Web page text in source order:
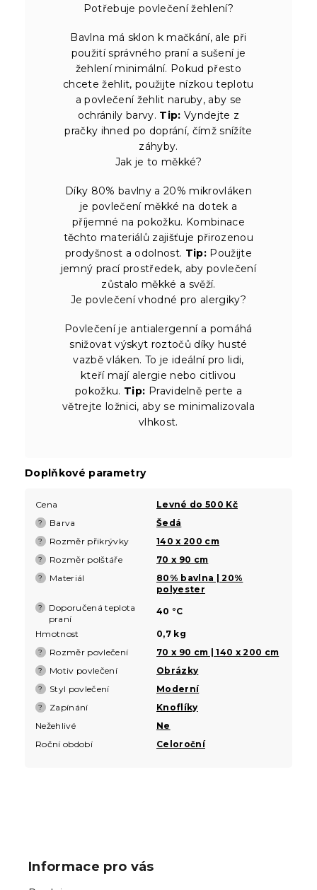
Potřebuje povlečení žehlení?
Bavlna má sklon k mačkání, ale při
použití správného praní a sušení je
žehlení minimální. Pokud přesto
chcete žehlit, použijte nízkou teplotu
a povlečení žehlit naruby, aby se
ochránily barvy. Tip: Vyndejte z
pračky ihned po doprání, čímž snížíte
záhyby.
Jak je to měkké?
Díky 80% bavlny a 20% mikrovláken
je povlečení měkké na dotek a
příjemné na pokožku. Kombinace
těchto materiálů zajišťuje přirozenou
prodyšnost a odolnost. Tip: Použijte
jemný prací prostředek, aby povlečení
zůstalo měkké a svěží.
Je povlečení vhodné pro alergiky?
Povlečení je antialergenní a pomáhá
snižovat výskyt roztočů díky husté
vazbě vláken. To je ideální pro lidi,
kteří mají alergie nebo citlivou
pokožku. Tip: Pravidelně perte a
větrejte ložnici, aby se minimalizovala
vlhkost.
Doplňkové parametry
Cena Levné do 500 Kč
? Barva Šedá
? Rozměr přikrývky 140 x 200 cm
? Rozměr polštáře 70 x 90 cm
? Materiál
80% bavlna | 20%
polyester
?
Doporučená teplota
praní
40 °C
Hmotnost 0,7 kg
? Rozměr povlečení 70 x 90 cm | 140 x 200 cm
? Motiv povlečení Obrázky
? Styl povlečení Moderní
? Zapínání
Knoflíky
Nežehlivé
Ne
Roční období
Celoroční
Informace pro vás